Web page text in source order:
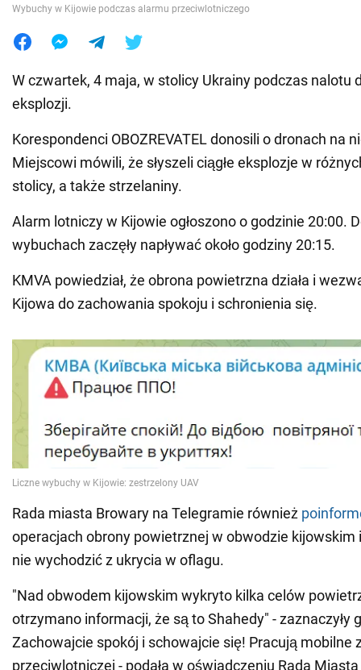
Jedzenie
Wybuchy w Kijowie podczas alarmu przeciwlotniczego
W czwartek, 4 maja, w stolicy Ukrainy podczas nalotu
eksplozji.
Korespondenci OBOZREVATEL donosili o dronach na
Miejscowi mówili, że słyszeli ciągłe eksplozje w
stolicy, a także strzelaniny.
Alarm lotniczy w Kijowie ogłoszono o godzinie 20:00.
wybuchach zaczęły napływać około godziny 20:15.
KMVA powiedział, że obrona powietrzna działa i
Kijowa do zachowania spokoju i schronienia się.
Rada miasta Browary na Telegramie również
operacjach obrony powietrznej w obwodzie kijowskim
nie wychodzić z ukrycia w oflagu.
"Nad obwodem kijowskim wykryto kilka celów
otrzymano informacji, że są to Shahedy" - zaznaczyły
Zachowajcie spokój i schowajcie się! Pracują mobilne
przeciwlotniczej - podała w oświadczeniu Rada